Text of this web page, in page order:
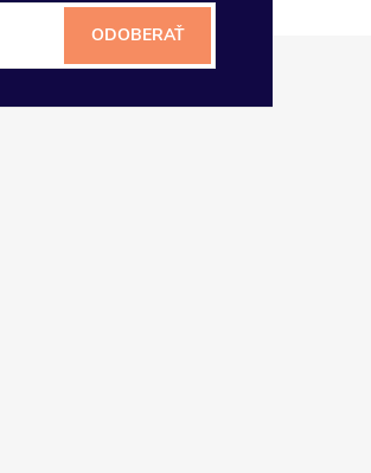
ODOBERAŤ